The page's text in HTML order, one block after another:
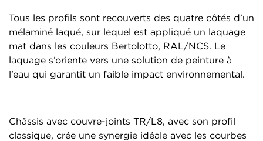
Tous les profils sont recouverts des quatre côtés d’un
mélaminé laqué, sur lequel est appliqué un laquage
mat dans les couleurs Bertolotto, RAL/NCS. Le
laquage s’oriente vers une solution de peinture à
l’eau qui garantit un faible impact environnemental.
Châssis avec couvre-joints TR/L8, avec son profil
classique, crée une synergie idéale avec les courbes